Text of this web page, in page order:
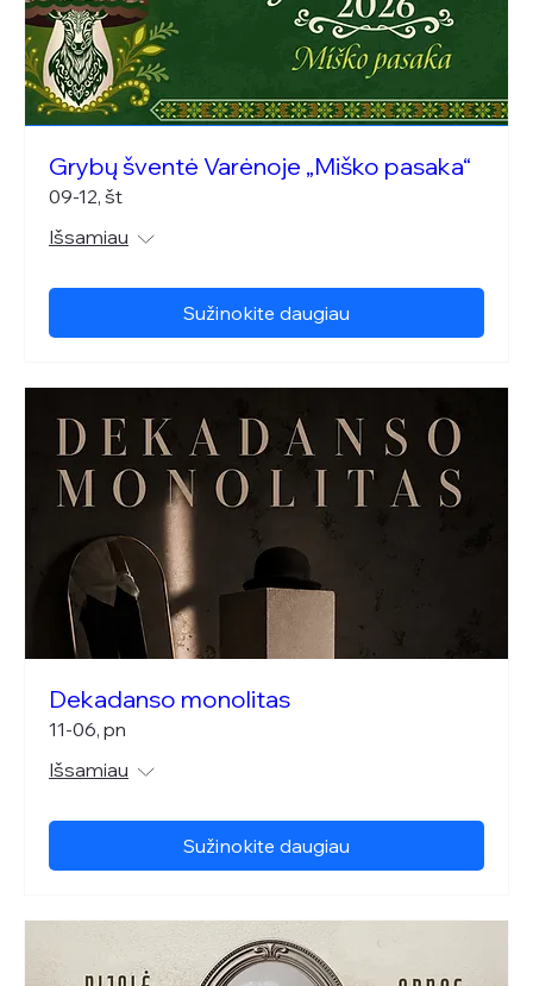
Grybų šventė Varėnoje „Miško pasaka“
09-12, št
Išsamiau
Sužinokite daugiau
Dekadanso monolitas
11-06, pn
Išsamiau
Sužinokite daugiau